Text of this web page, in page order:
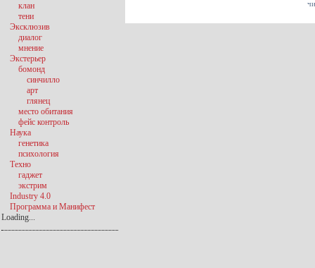
клан
тени
Эксклюзив
диалог
мнение
Экстерьер
бомонд
синчилло
арт
глянец
место обитания
фейс контроль
Наука
генетика
психология
Техно
гаджет
экстрим
Industry 4.0
Программа и Манифест
Loading...